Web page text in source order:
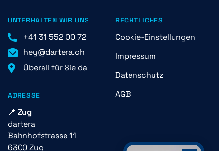
UNTERHALTEN WIR UNS
+41 31 552 00 72
hey@dartera.ch
Überall für Sie da
RECHTLICHES
Cookie-Einstellungen
Impressum
Datenschutz
AGB
ADRESSE
📍 Zug
dartera
Bahnhofstrasse 11
6300 Zug